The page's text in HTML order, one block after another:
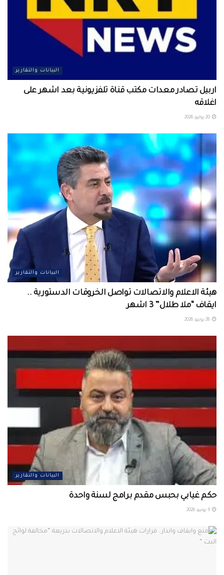
البيانات والتقارير
اربيل تصادر معدات مكتب قناة تلفزيونية بعد اشهر على
اغلاقه
البيانات والتقارير
هيئة الاعلام والاتصالات تواصل الخروقات الدستورية ..
ايقاف “ملا طلال” 3 اشهر
البيانات والتقارير
حكم غيابي بحبس مقدم برامج لسنة واحدة